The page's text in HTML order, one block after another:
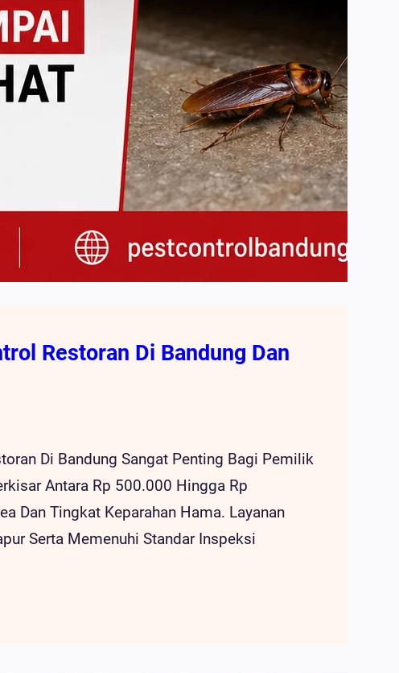
Restoran Di Bandung Dan
Di Bandung Sangat Penting Bagi Pemilik
Antara Rp 500.000 Hingga Rp
Dan Tingkat Keparahan Hama. Layanan
Serta Memenuhi Standar Inspeksi